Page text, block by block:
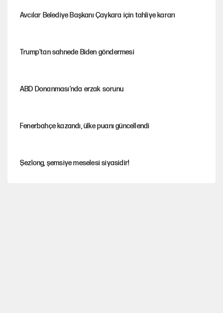
Avcılar Belediye Başkanı Çaykara için tahliye kararı
Trump’tan sahnede Biden göndermesi
ABD Donanması’nda erzak sorunu
Fenerbahçe kazandı, ülke puanı güncellendi
Şezlong, şemsiye meselesi siyasidir!